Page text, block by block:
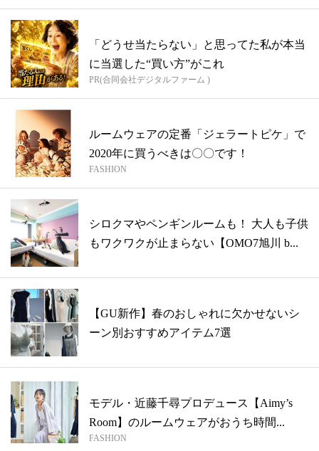
「どうせ当たらない」と思ってた私が本当
に当選した“買い方”がこれ
PR(合同会社デジタルファーム )
ルームウェアの定番「ジェラートピケ」で
2020年に買うべきは〇〇です！
FASHION
シロクマやペンギンルームも！ 大人も子供
もワクワクが止まらない【OMO7旭川 b...
【GU新作】春のおしゃれに欠かせないシ
ーン別おすすめアイテム7選
モデル・近藤千尋プロデュース【Aimy’s
Room】のルームウェアがおうち時間...
FASHION